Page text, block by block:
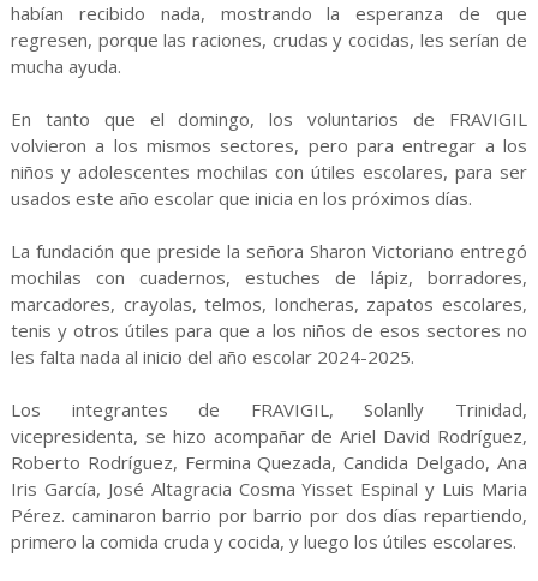
habían recibido nada, mostrando la esperanza de que
regresen, porque las raciones, crudas y cocidas, les serían de
mucha ayuda.
En tanto que el domingo, los voluntarios de FRAVIGIL
volvieron a los mismos sectores, pero para entregar a los
niños y adolescentes mochilas con útiles escolares, para ser
usados este año escolar que inicia en los próximos días.
La fundación que preside la señora Sharon Victoriano entregó
mochilas con cuadernos, estuches de lápiz, borradores,
marcadores, crayolas, telmos, loncheras, zapatos escolares,
tenis y otros útiles para que a los niños de esos sectores no
les falta nada al inicio del año escolar 2024-2025.
Los integrantes de FRAVIGIL, Solanlly Trinidad,
vicepresidenta, se hizo acompañar de Ariel David Rodríguez,
Roberto Rodríguez, Fermina Quezada, Candida Delgado, Ana
Iris García, José Altagracia Cosma Yisset Espinal y Luis Maria
Pérez. caminaron barrio por barrio por dos días repartiendo,
primero la comida cruda y cocida, y luego los útiles escolares.